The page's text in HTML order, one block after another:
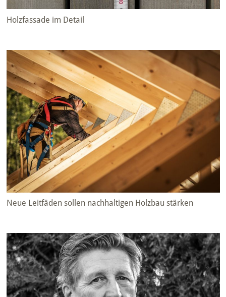
Holzfassade im Detail
Neue Leitfäden sollen nachhaltigen Holzbau stärken